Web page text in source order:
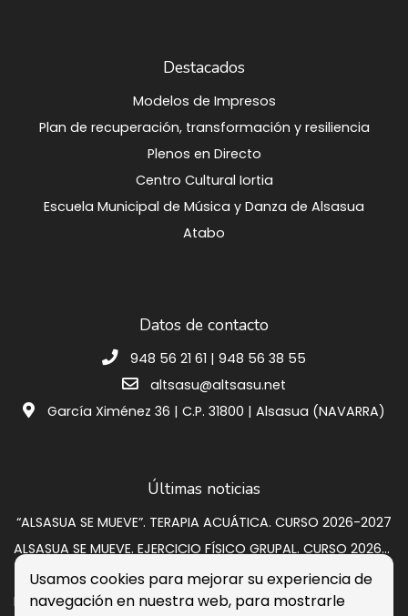
Destacados
Modelos de Impresos
Plan de recuperación, transformación y resiliencia
Plenos en Directo
Centro Cultural Iortia
Escuela Municipal de Música y Danza de Alsasua
Atabo
Datos de contacto
948 56 21 61 | 948 56 38 55
altsasu@altsasu.net
García Ximénez 36 | C.P. 31800 | Alsasua (NAVARRA)
Últimas noticias
“ALSASUA SE MUEVE”. TERAPIA ACUÁTICA. CURSO 2026-2027
ALSASUA SE MUEVE. EJERCICIO FÍSICO GRUPAL. CURSO 2026-2027
SUBASTA VIVIENDA EN CALLE GRUPO SAN PEDRO A 2
Usamos cookies para mejorar su experiencia de
navegación en nuestra web, para mostrarle